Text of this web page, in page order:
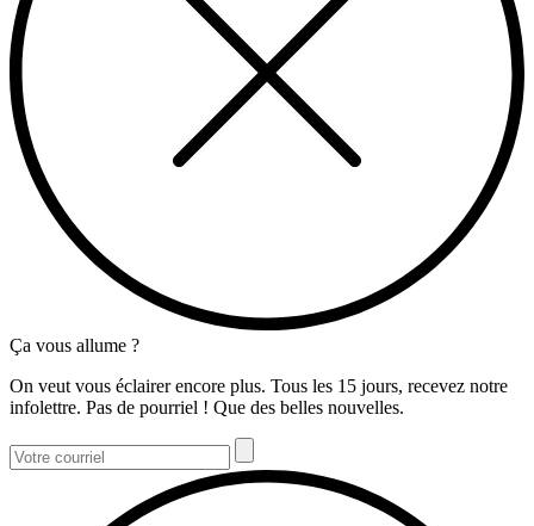
Ça vous allume ?
On veut vous éclairer encore plus. Tous les 15 jours, recevez notre
infolettre. Pas de pourriel ! Que des belles nouvelles.